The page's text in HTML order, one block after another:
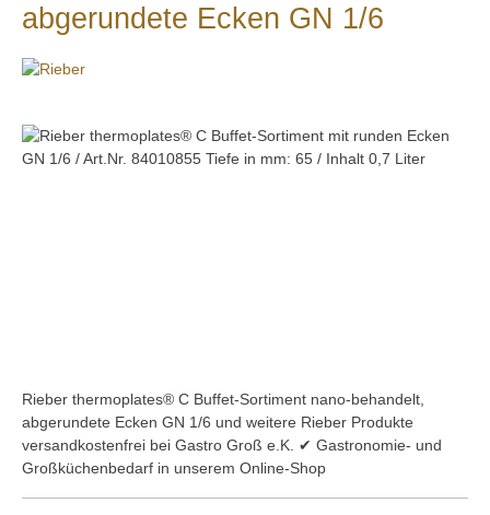
abgerundete Ecken GN 1/6
Bildergalerie überspringen
Rieber thermoplates® C Buffet-Sortiment nano-behandelt,
abgerundete Ecken GN 1/6 und weitere Rieber Produkte
versandkostenfrei bei Gastro Groß e.K. ✔ Gastronomie- und
Großküchenbedarf in unserem Online-Shop